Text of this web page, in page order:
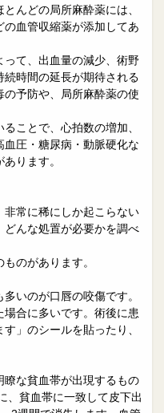
んどの局所麻酔薬には、
血管収縮薬が添加してあ
って、出血量の減少、術野
時間の延長が期待される
予防や、局所麻酔薬の使
ことで、心拍数の増加、
圧・糖尿病・動脈硬化な
ります。
常に稀にしか起こらない
どんな処置が必要かを調べ
のがあります。
いのが口唇の咬傷です。
合に多いです。術後に患
」のシールを貼ったり、
瞭な貧血帯が出現するもの
、貧血帯に一致して皮下出